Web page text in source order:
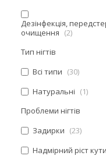
Дезінфекція,
очищення
2
Тип нігтів
Всі типи
30
Натуральні
1
Проблеми нігтів
Задирки
23
Надмірний ріст